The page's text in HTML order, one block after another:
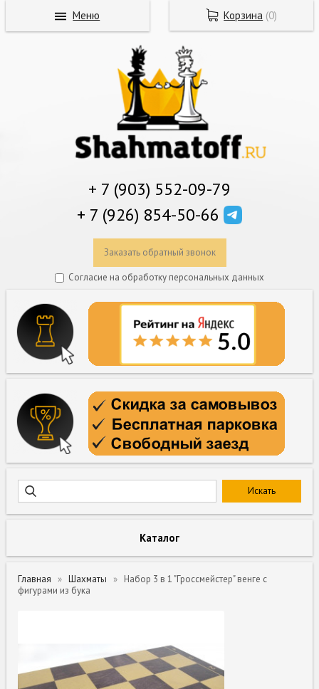
+ 7 (903) 552-09-79
+ 7 (926) 854-50-66
Заказать обратный звонок
Согласие на обработку персональных данных
Каталог
Главная Шахматы
Набор 3 в 1 "Гроссмейстер" венге с
фигурами из бука
Корзина (0)
Меню